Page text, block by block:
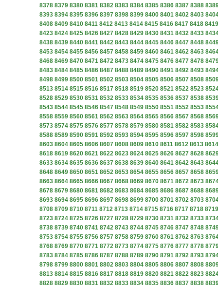
8378 8379 8380 8381 8382 8383 8384 8385 8386 8387 8388
8393 8394 8395 8396 8397 8398 8399 8400 8401 8402 8403
8408 8409 8410 8411 8412 8413 8414 8415 8416 8417 8418 8419
8423 8424 8425 8426 8427 8428 8429 8430 8431 8432 8433
8438 8439 8440 8441 8442 8443 8444 8445 8446 8447 8448
8453 8454 8455 8456 8457 8458 8459 8460 8461 8462 8463
8468 8469 8470 8471 8472 8473 8474 8475 8476 8477 8478
8483 8484 8485 8486 8487 8488 8489 8490 8491 8492 8493
8498 8499 8500 8501 8502 8503 8504 8505 8506 8507 8508
8513 8514 8515 8516 8517 8518 8519 8520 8521 8522 8523
8528 8529 8530 8531 8532 8533 8534 8535 8536 8537 8538
8543 8544 8545 8546 8547 8548 8549 8550 8551 8552 8553
8558 8559 8560 8561 8562 8563 8564 8565 8566 8567 8568
8573 8574 8575 8576 8577 8578 8579 8580 8581 8582 8583
8588 8589 8590 8591 8592 8593 8594 8595 8596 8597 8598
8603 8604 8605 8606 8607 8608 8609 8610 8611 8612 8613 8614
8618 8619 8620 8621 8622 8623 8624 8625 8626 8627 8628
8633 8634 8635 8636 8637 8638 8639 8640 8641 8642 8643
8648 8649 8650 8651 8652 8653 8654 8655 8656 8657 8658
8663 8664 8665 8666 8667 8668 8669 8670 8671 8672 8673
8678 8679 8680 8681 8682 8683 8684 8685 8686 8687 8688
8693 8694 8695 8696 8697 8698 8699 8700 8701 8702 8703
8708 8709 8710 8711 8712 8713 8714 8715 8716 8717 8718 8719
8723 8724 8725 8726 8727 8728 8729 8730 8731 8732 8733
8738 8739 8740 8741 8742 8743 8744 8745 8746 8747 8748
8753 8754 8755 8756 8757 8758 8759 8760 8761 8762 8763
8768 8769 8770 8771 8772 8773 8774 8775 8776 8777 8778
8783 8784 8785 8786 8787 8788 8789 8790 8791 8792 8793
8798 8799 8800 8801 8802 8803 8804 8805 8806 8807 8808
8813 8814 8815 8816 8817 8818 8819 8820 8821 8822 8823
8828 8829 8830 8831 8832 8833 8834 8835 8836 8837 8838